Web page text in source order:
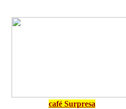
café Surpresa